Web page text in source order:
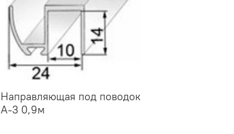
Направляющая под поводок
А-3 0,9м